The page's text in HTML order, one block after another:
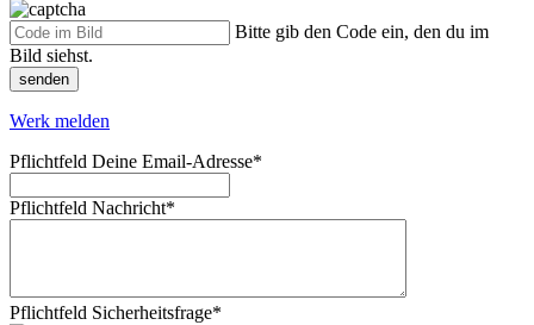
Bitte gib den Code ein, den du im
Bild siehst.
senden
Werk melden
Pflichtfeld Deine Email-Adresse*
Pflichtfeld Nachricht*
Pflichtfeld Sicherheitsfrage*